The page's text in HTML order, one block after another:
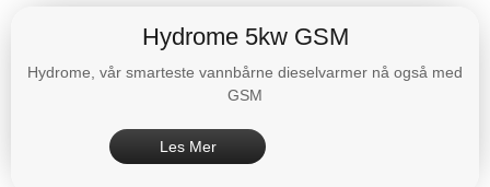
Hydrome 5kw GSM
Hydrome, vår smarteste vannbårne dieselvarmer nå også med
GSM
Les Mer